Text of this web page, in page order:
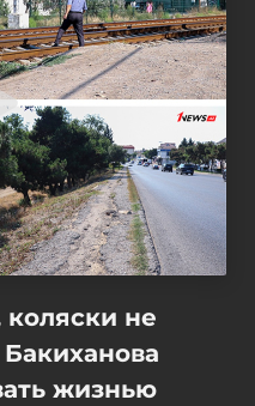
не
жизнью